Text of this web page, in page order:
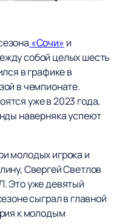
«Сочи» и
собой целых шесть
в графике в
в чемпионате.
уже в 2023 года,
наверняка успеют
молодых игрока и
Свергей Светлов
Это уже девятый
сыграл в главной
к молодым